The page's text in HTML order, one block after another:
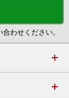
わせください。